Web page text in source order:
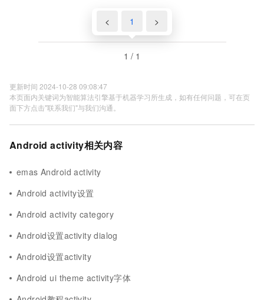
< 1 >
1 / 1
更新时间 2024-10-28 09:08:47
本页面内关键词为智能算法引擎基于机器学习所生成，如有任何问题，可在页
面下方点击"联系我们"与我们沟通。
Android activity相关内容
emas Android activity
Android activity设置
Android activity category
Android设置activity dialog
Android设置activity
Android ui theme activity字体